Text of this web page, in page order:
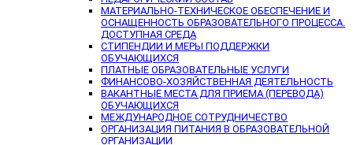
МАТЕРИАЛЬНО-ТЕХНИЧЕСКОЕ ОБЕСПЕЧЕНИЕ И
ОСНАЩЕННОСТЬ ОБРАЗОВАТЕЛЬНОГО ПРОЦЕССА.
ДОСТУПНАЯ СРЕДА
СТИПЕНДИИ И МЕРЫ ПОДДЕРЖКИ
ОБУЧАЮЩИХСЯ
ПЛАТНЫЕ ОБРАЗОВАТЕЛЬНЫЕ УСЛУГИ
ФИНАНСОВО-ХОЗЯЙСТВЕННАЯ ДЕЯТЕЛЬНОСТЬ
ВАКАНТНЫЕ МЕСТА ДЛЯ ПРИЕМА (ПЕРЕВОДА)
ОБУЧАЮЩИХСЯ
МЕЖДУНАРОДНОЕ СОТРУДНИЧЕСТВО
ОРГАНИЗАЦИЯ ПИТАНИЯ В ОБРАЗОВАТЕЛЬНОЙ
ОРГАНИЗАЦИИ